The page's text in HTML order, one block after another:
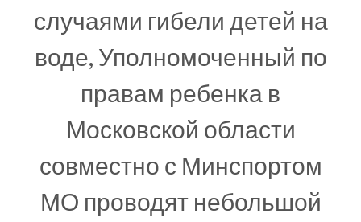
случаями гибели детей на
воде, Уполномоченный по
правам ребенка в
Московской области
совместно с Минспортом
МО проводят небольшой